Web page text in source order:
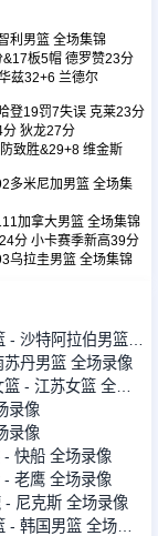
利男篮 全场集锦
板5帽 德罗赞23分
兹32+6 兰德尔
登19罚7失误 克莱23分
狄龙27分
致胜&29+8 维金斯
多米尼加男篮 全场集
加拿大男篮 全场集锦
分 小卡赛季新高39分
乌拉圭男篮 全场集锦
丹男篮 全场录像
录像
录像
快船 全场录像
老鹰 全场录像
尼克斯 全场录像